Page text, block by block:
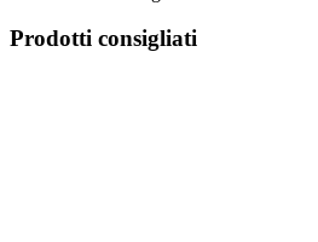
Prodotti consigliati